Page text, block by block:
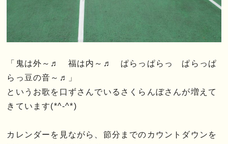
「鬼は外～♬ 福は内～♬ ぱらっぱらっ ぱらっぱ
らっ豆の音～♬」
というお歌を口ずさんでいるさくらんぼさんが増えて
きています(*^-^*)
カレンダーを見ながら、節分までのカウントダウンを